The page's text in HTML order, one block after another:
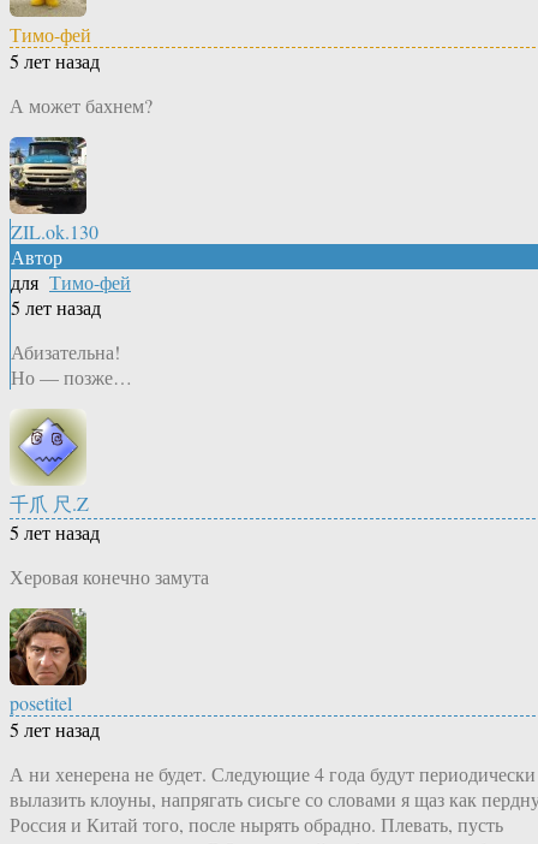
Тимо-фей
5 лет назад
А может бахнем?
ZIL.ok.130
Автор
для Тимо-фей
5 лет назад
Абизательна!
Но — позже…
千爪 尺.Z
5 лет назад
Херовая конечно замута
posetitel
5 лет назад
А ни хенерена не будет. Следующие 4 года будут периодически
вылазить клоуны, напрягать сисьге со словами я щаз как
Россия и Китай того, после нырять обрадно. Плевать, пусть